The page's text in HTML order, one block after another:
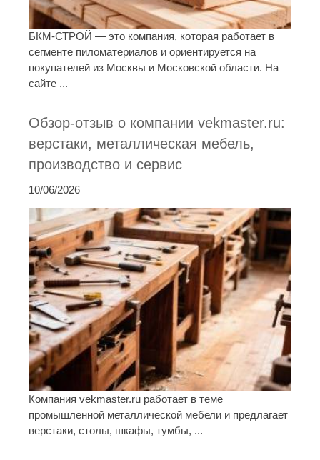
БКМ-СТРОЙ — это компания, которая работает в
сегменте пиломатериалов и ориентируется на
покупателей из Москвы и Московской области. На
сайте ...
Обзор-отзыв о компании vekmaster.ru:
верстаки, металлическая мебель,
производство и сервис
10/06/2026
Компания vekmaster.ru работает в теме
промышленной металлической мебели и предлагает
верстаки, столы, шкафы, тумбы, ...